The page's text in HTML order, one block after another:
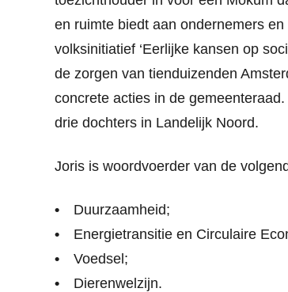
en ruimte biedt aan ondernemers
volksinitiatief ‘Eerlijke kansen op
de zorgen van tienduizenden
concrete acties in de
drie dochters in Landelijk Noord.
Joris is woordvoerder van de
Duurzaamheid;
Energietransitie en Circulaire
Voedsel;
Dierenwelzijn.